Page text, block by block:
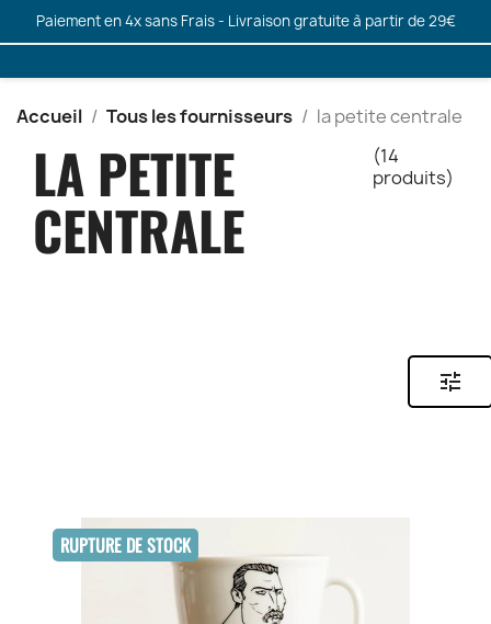
Paiement en 4x sans Frais - Livraison gratuite à partir de 29€
Accueil Tous les fournisseurs la petite centrale
LA PETITE
CENTRALE
(14
produits)
tune
RUPTURE DE STOCK